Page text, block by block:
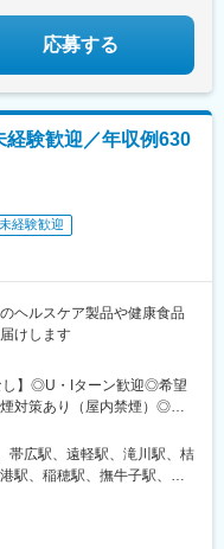
(愛知県)、小本駅(愛知県)、
牛久保駅、住吉町駅、竹下
、荒木駅、現川駅、大村車両
出駅、久宝寺駅、茨木駅、
総合運動公園駅、武庫之荘
駅、新宮駅、尾鷲駅、高茶
台駅、新越谷駅、東宮原
駅、清水駅(愛知県)、烏森
応募する
経験歓迎／年収例630
経験歓迎
ヘルスケア製品や健康食品
けします
し】◎U・Iターン歓迎◎希望
対策あり（屋内禁煙）◎オ
海道／青森／岩手／秋田／山
奈川／埼玉／千葉■北陸・甲
山梨■東海静岡／愛知／三重
／香川■九州・沖縄福岡／大
＜オンライン面接実施中＞
帯広駅、遠軽駅、滝川駅、桔
駅、稲穂駅、撫牛子駅、羽
、黒磯駅、上今市駅、渋川
、南与野駅、武蔵高萩駅、